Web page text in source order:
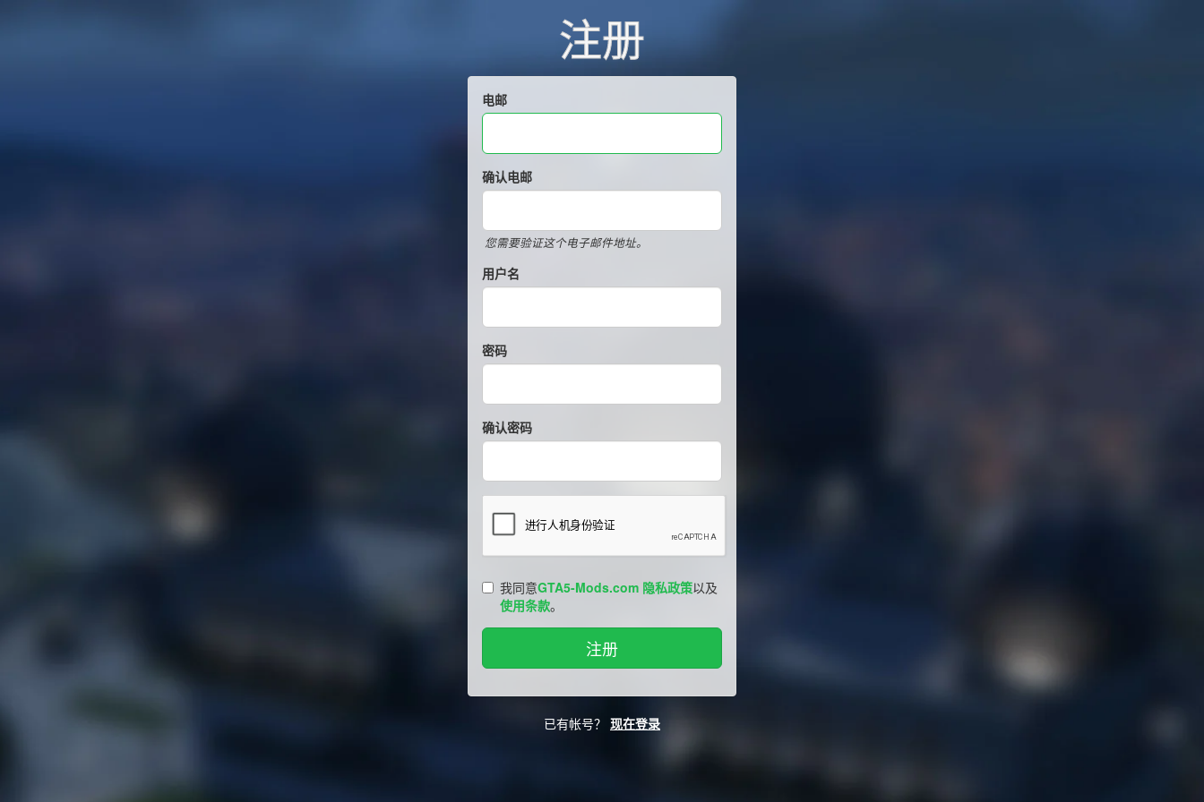
注册
电邮
确认电邮
您需要验证这个电子邮件地址。
用户名
密码
确认密码
我同意GTA5-Mods.com 隐私政策以及
使用条款。
已有帐号？ 现在登录